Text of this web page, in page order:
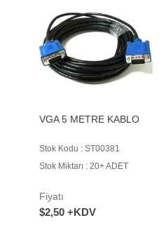
VGA 5 METRE KABLO
Stok Kodu : ST00381
Stok Miktarı : 20+ ADET
Fiyatı
$2,50 +KDV